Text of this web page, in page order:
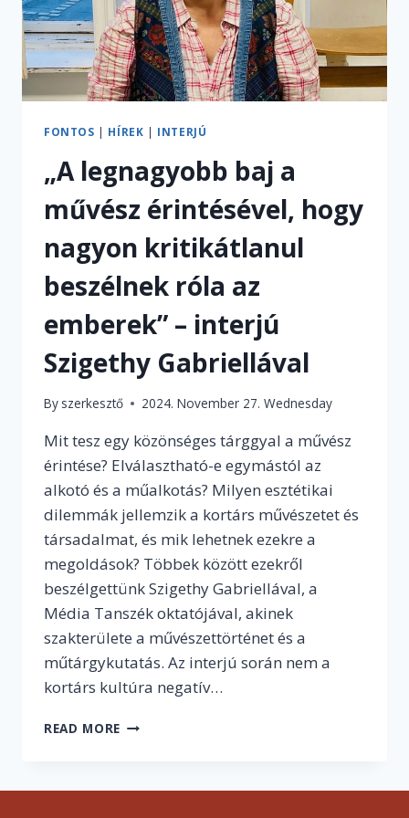
FONTOS | HÍREK | INTERJÚ
„A legnagyobb baj a
művész érintésével, hogy
nagyon kritikátlanul
beszélnek róla az
emberek” – interjú
Szigethy Gabriellával
By szerkesztő 2024. November 27. Wednesday
Mit tesz egy közönséges tárggyal a művész
érintése? Elválasztható-e egymástól az
alkotó és a műalkotás? Milyen esztétikai
dilemmák jellemzik a kortárs művészetet és
társadalmat, és mik lehetnek ezekre a
megoldások? Többek között ezekről
beszélgettünk Szigethy Gabriellával, a
Média Tanszék oktatójával, akinek
szakterülete a művészettörténet és a
műtárgykutatás. Az interjú során nem a
kortárs kultúra negatív…
READ MORE „A